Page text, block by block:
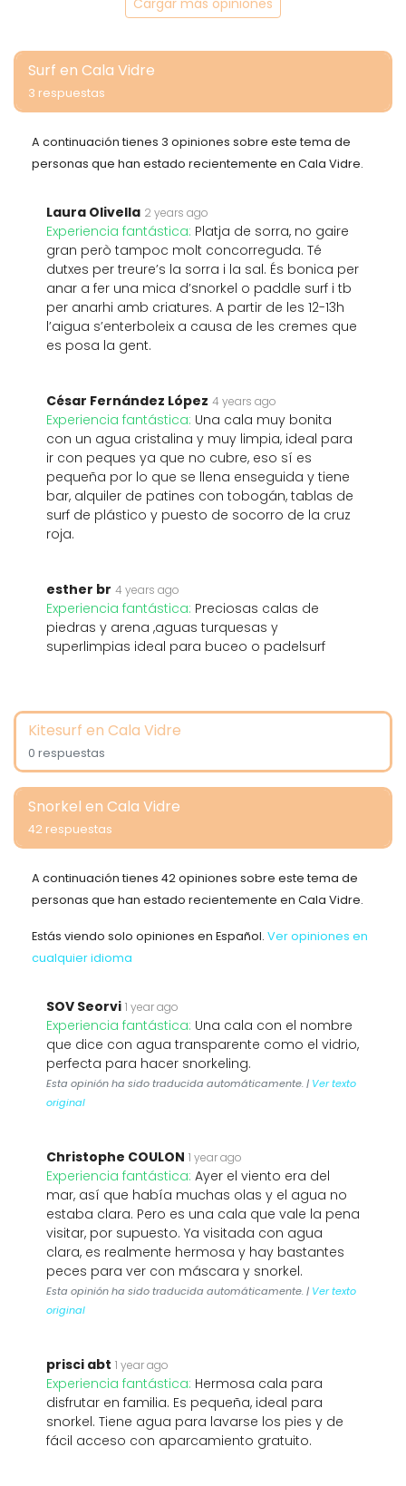
Cargar más opiniones
Surf en Cala Vidre
3 respuestas
A continuación tienes 3 opiniones sobre este tema de
personas que han estado recientemente en Cala Vidre.
Laura Olivella 2 years ago
Experiencia fantástica: Platja de sorra, no gaire
gran però tampoc molt concorreguda. Té
dutxes per treure’s la sorra i la sal. És bonica per
anar a fer una mica d’snorkel o paddle surf i tb
per anarhi amb criatures. A partir de les 12-13h
l’aigua s’enterboleix a causa de les cremes que
es posa la gent.
César Fernández López 4 years ago
Experiencia fantástica: Una cala muy bonita
con un agua cristalina y muy limpia, ideal para
ir con peques ya que no cubre, eso sí es
pequeña por lo que se llena enseguida y tiene
bar, alquiler de patines con tobogán, tablas de
surf de plástico y puesto de socorro de la cruz
roja.
esther br 4 years ago
Experiencia fantástica: Preciosas calas de
piedras y arena ,aguas turquesas y
superlimpias ideal para buceo o padelsurf
Kitesurf en Cala Vidre
0 respuestas
Snorkel en Cala Vidre
42 respuestas
A continuación tienes 42 opiniones sobre este tema de
personas que han estado recientemente en Cala Vidre.
Estás viendo solo opiniones en Español. Ver opiniones en
cualquier idioma
SOV Seorvi 1 year ago
Experiencia fantástica: Una cala con el nombre
que dice con agua transparente como el vidrio,
perfecta para hacer snorkeling.
Esta opinión ha sido traducida automáticamente. | Ver texto
original
Christophe COULON 1 year ago
Experiencia fantástica: Ayer el viento era del
mar, así que había muchas olas y el agua no
estaba clara. Pero es una cala que vale la pena
visitar, por supuesto. Ya visitada con agua
clara, es realmente hermosa y hay bastantes
peces para ver con máscara y snorkel.
Esta opinión ha sido traducida automáticamente. | Ver texto
original
prisci abt 1 year ago
Experiencia fantástica: Hermosa cala para
disfrutar en familia. Es pequeña, ideal para
snorkel. Tiene agua para lavarse los pies y de
fácil acceso con aparcamiento gratuito.